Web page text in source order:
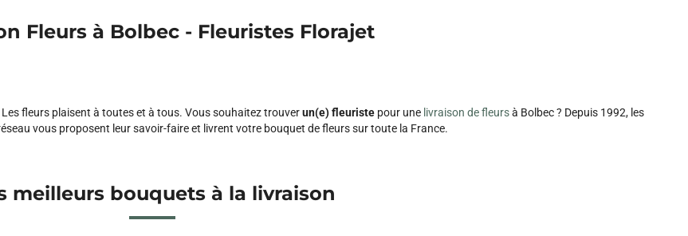
Fleurs à Bolbec - Fleuristes Florajet
fleurs plaisent à toutes et à tous. Vous souhaitez trouverun(e) fleuristepour une livraison de fleursà Bolbec ? Depuis 1992, les
vous proposent leur savoir-faire et livrent votre bouquet de fleurs sur toute la France.
meilleurs bouquets à la livraison